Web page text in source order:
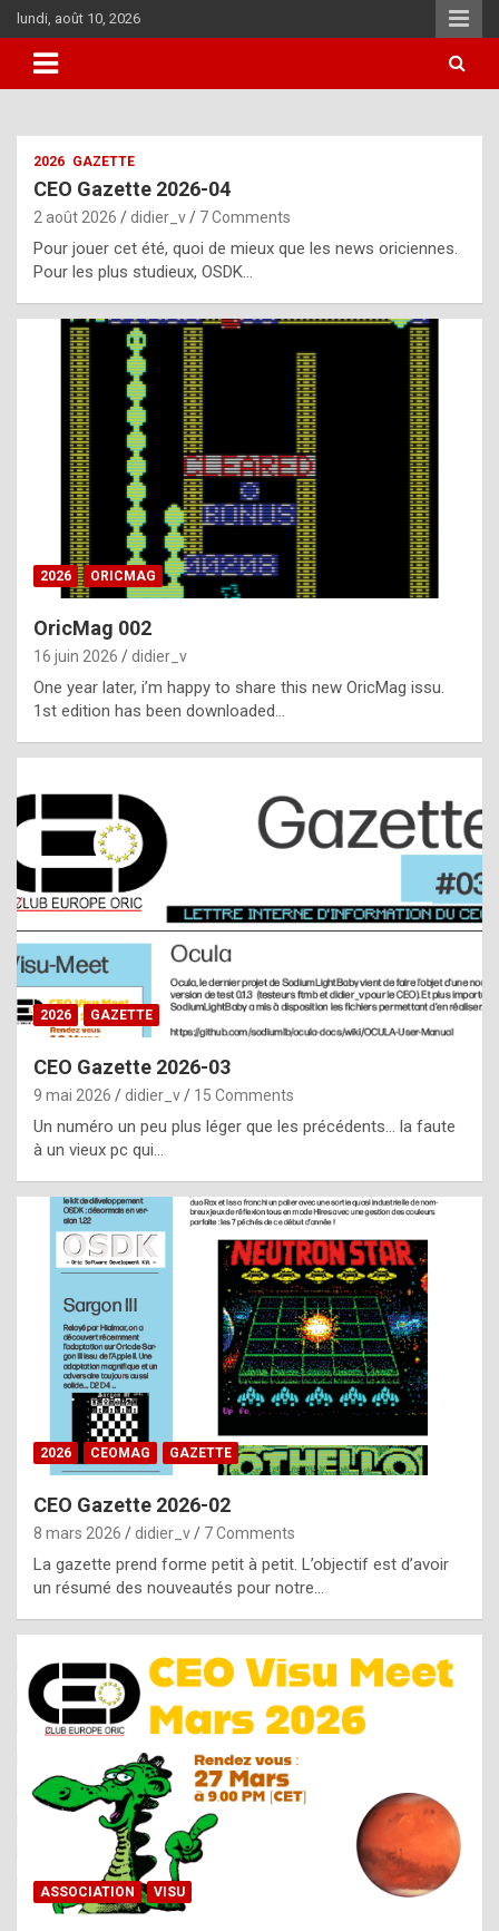
Skip
to
content
lundi, août 10, 2026
i
u
l
y
d
i
ff
i
l
t
t
s
t
a
s
i
e
f
o
m
m
a
y
b
e
b
y
g
e
n
u
i
n
e
R
o
2026 GAZETTE
CEO Gazette 2026-04
2 août 2026 didier_v 7 Comments
Pour jouer cet été, quoi de mieux que les news oriciennes.
Pour les plus studieux, OSDK…
2026 ORICMAG
OricMag 002
16 juin 2026 didier_v
One year later, i’m happy to share this new OricMag issu.
1st edition has been downloaded…
2026 GAZETTE
CEO Gazette 2026-03
9 mai 2026 didier_v 15 Comments
Un numéro un peu plus léger que les précédents… la faute
à un vieux pc qui…
2026 CEOMAG GAZETTE
CEO Gazette 2026-02
8 mars 2026 didier_v 7 Comments
La gazette prend forme petit à petit. L’objectif est d’avoir
un résumé des nouveautés pour notre…
ASSOCIATION VISU